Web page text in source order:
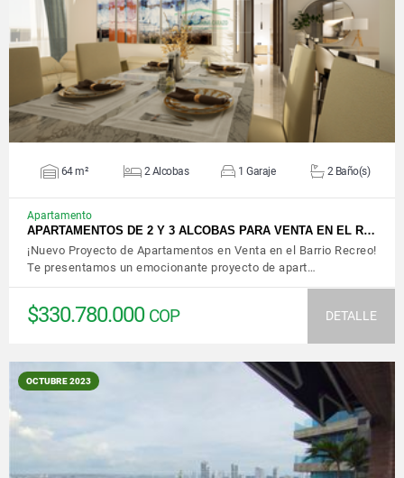
VER DETALLES
64 m² 2 Alcobas 1 Garaje 2 Baño(s)
Apartamento
APARTAMENTOS DE 2 Y 3 ALCOBAS PARA VENTA EN EL R…
¡Nuevo Proyecto de Apartamentos en Venta en el Barrio Recreo!
Te presentamos un emocionante proyecto de apart…
$330.780.000 COP DETALLE
OCTUBRE 2023